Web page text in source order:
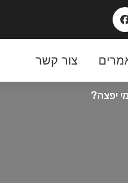
צור קשר
יפצה?